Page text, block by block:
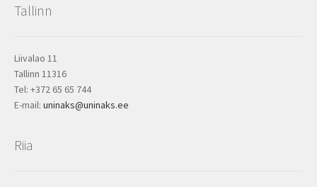
Tallinn
Liivalao 11
Tallinn 11316
Tel: +372 65 65 744
E-mail: uninaks@uninaks.ee
Riia